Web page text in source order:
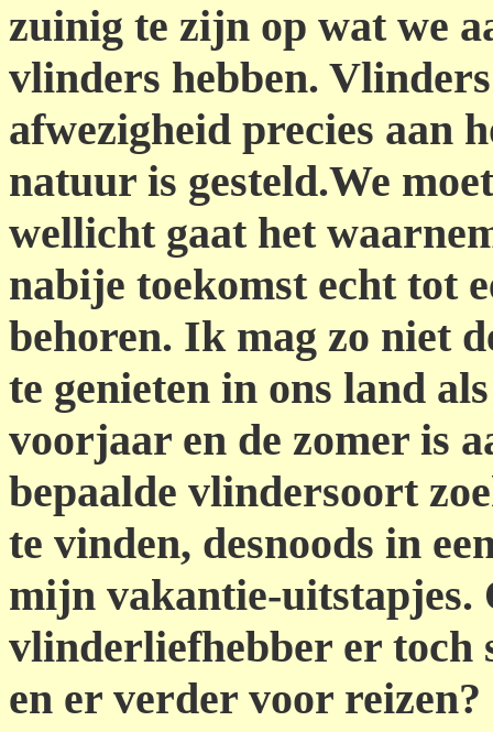
zuinig te zijn op wat we
vlinders hebben.
afwezigheid precies aan
natuur is gesteld.We
wellicht gaat het
nabije toekomst echt tot
behoren. Ik mag zo niet
te genieten in ons land
voorjaar en de zomer is
bepaalde vlindersoort
te vinden, desnoods in
mijn vakantie-uitstapjes.
vlinderliefhebber er toch
en er verder voor reizen?